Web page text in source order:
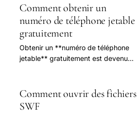
regrouper.
Comment obtenir un
numéro de téléphone jetable
gratuitement
Obtenir un **numéro de téléphone
jetable** gratuitement est devenu
Comment ouvrir des fichiers
SWF